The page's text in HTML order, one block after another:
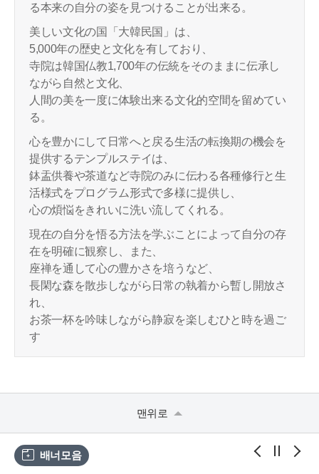
る本来の自分の姿を見つけることが出来る。
美しい文化の国「大韓民国」は、
5,000年の歴史と文化を有しており、
寺院は韓国仏教1,700年の伝統をそのままに伝承し
ながら自然と文化、
人間の美を一度に体験出来る文化的空間を留めてい
る。
心を豊かにして日常へと戻る生活の転換期の機会を
提供するテンプルステイは、
鉢盂供養や茶道など寺院のみに伝わる各種修行と生
活様式をプログラム形式で多様に提供し、
心の煩悩をきれいに洗い流してくれる。
現在の自分を悟る方法を学ぶことによって自分の存
在を明確に観察し、また、
座禅を通して心の豊かさを培うなど、
長閑な森を散歩しながら日常の執着から暫し開放さ
れ、
お茶一杯を吟味しながら静寂を楽しむひと時を過ご
す
맨위로
배너모음